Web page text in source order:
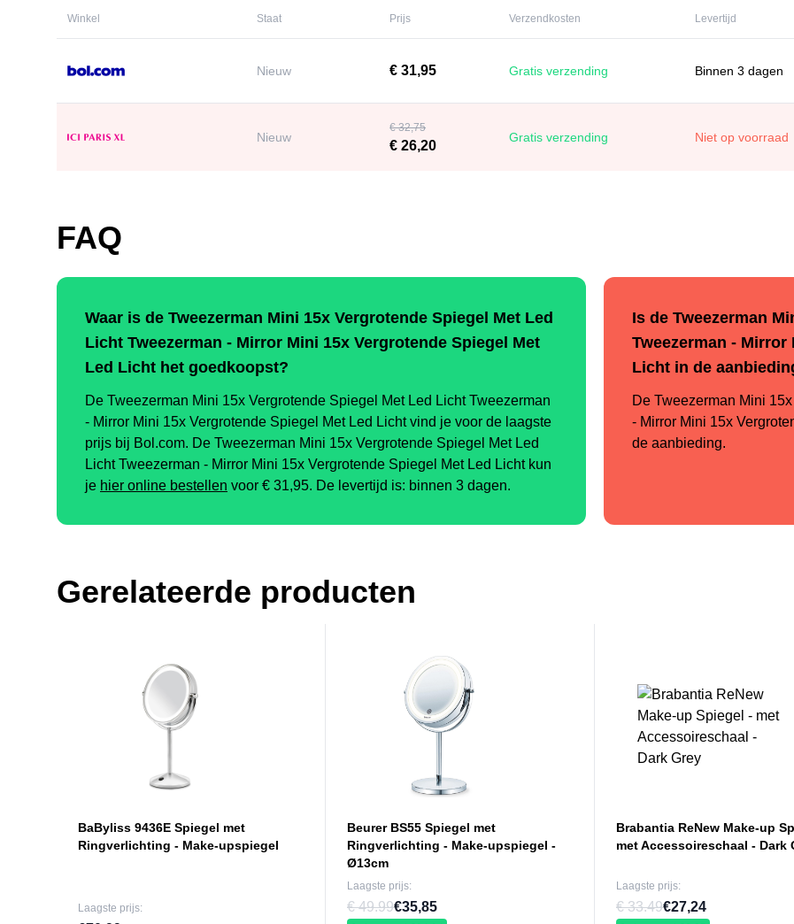
Winkel Staat Prijs Verzendkosten Levertijd
Nieuw € 31,95 Gratis verzending Binnen 3 dagen
Nieuw
€ 32,75
€ 26,20
Gratis verzending Niet op voorraad
FAQ
Waar is de Tweezerman Mini 15x Vergrotende Spiegel Met Led
Licht Tweezerman - Mirror Mini 15x Vergrotende Spiegel Met
Led Licht het goedkoopst?
De Tweezerman Mini 15x Vergrotende Spiegel Met Led Licht Tweezerman
- Mirror Mini 15x Vergrotende Spiegel Met Led Licht vind je voor de laagste
prijs bij Bol.com. De Tweezerman Mini 15x Vergrotende Spiegel Met Led
Licht Tweezerman - Mirror Mini 15x Vergrotende Spiegel Met Led Licht kun
je hier online bestellen voor € 31,95. De levertijd is: binnen 3 dagen.
Is de Tweezerman
Tweezerman - Mirror
Licht in de
De Tweezerman Mini
- Mirror Mini 15x
de aanbieding.
Gerelateerde producten
BaByliss 9436E Spiegel met
Ringverlichting - Make-upspiegel
Laagste prijs:
Beurer BS55 Spiegel met
Ringverlichting - Make-upspiegel -
Ø13cm
Laagste prijs:
€ 49.99€35,85
Brabantia ReNew Make-up
met Accessoireschaal - Dark
Laagste prijs:
€ 33.49€27,24